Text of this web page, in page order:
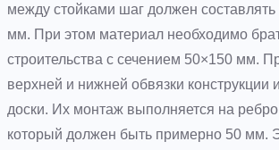
между стойками шаг должен
мм. При этом материал необходимо
строительства с сечением 50×150 мм.
верхней и нижней обвязки конструкции
доски. Их монтаж выполняется на
который должен быть примерно 50 мм.